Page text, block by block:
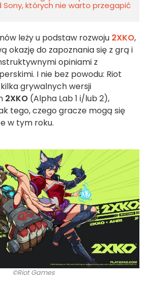
Sony, których nie warto przegapić
leży u podstaw rozwoju 2XKO,
okazję do zapoznania się z grą i
opiniami z
I nie bez powodu: Riot
grywalnych wersji
2XKO (Alpha Lab 1 i/lub 2),
tego, czego gracze mogą się
w tym roku.
©Riot Games